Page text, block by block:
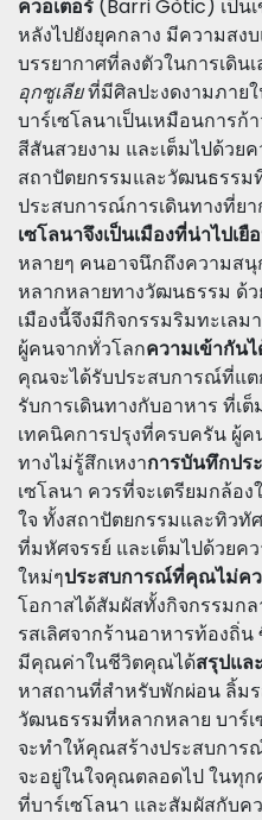
ควอเตอร์ (Barri Gòtic) เป็น
หลังไปยังยุคกลาง มีความส
บรรยากาศที่ลงตัวในการเดิน
อุกซูเลียที่มีศิลปะงดงามภาย
บาร์เซโลนาเป็นเหมือนการ
สีสันสวยงาม และเต็มไปด้วย
สถาปัตยกรรมและวัฒนธรรม
ประสบการณ์การเดินทางที่ย
เซโลนาจึงเป็นเมืองที่น่าไปเยื
หลายๆ คนอาจนึกถึงความส
หลากหลายทางวัฒนธรรม ด้ว
เมืองนี้จึงมีกิจกรรมริมทะเล
ผู้คนจากทั่วโลกความเข้ากัน
คุณจะได้รับประสบการณ์ที่แต
รับการเดินทางกับอาหาร ที่เ
เทคนิคการปรุงที่ครบครัน ผู้
ทางไม่รู้สึกเหงาการบันทึกปร
เซโลนา ควรที่จะเตรียมกล้อ
ใจ ทั้งสถาปัตยกรรมและทิว
ที่มหัศจรรย์ และเต็มไปด้วยค
ใหม่ๆประสบการณ์ที่คุณไม่ค
โอกาสได้สัมผัสทั้งกิจกรรมก
รสเลิศจากร้านอาหารท้องถิ่
มีคุณค่าในชีวิตคุณได้สรุปแล
หาสถานที่สำหรับพักผ่อน ลิ้ม
วัฒนธรรมที่หลากหลาย บาร์
จะทำให้คุณสร้างประสบการ
จะอยู่ในใจคุณตลอดไป ในทุ
ที่บาร์เซโลนา และสัมผัสกับค